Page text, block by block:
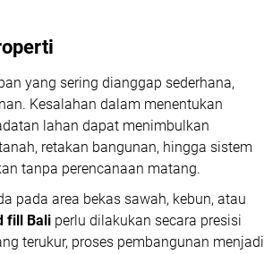
yang sering dianggap sederhana,
Kesalahan dalam menentukan
lahan dapat menimbulkan
retakan bangunan, hingga sistem
tanpa perencanaan matang.
pada area bekas sawah, kebun, atau
fill Bali perlu dilakukan secara presisi
terukur, proses pembangunan menjadi